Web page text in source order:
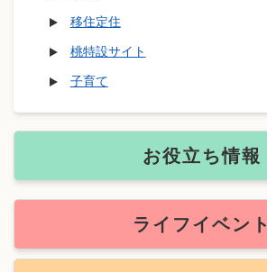
移住定住
桃特設サイト
子育て
お役立ち情報
ライフイベント